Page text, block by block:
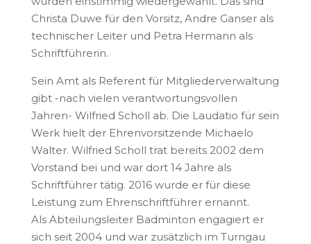
Christa Duwe für den Vorsitz, Andre Ganser als
technischer Leiter und Petra Hermann als
Schriftführerin.
Sein Amt als Referent für Mitgliederverwaltung
gibt -nach vielen verantwortungsvollen
Jahren- Wilfried Scholl ab. Die Laudatio für sein
Werk hielt der Ehrenvorsitzende Michaelo
Walter. Wilfried Scholl trat bereits 2002 dem
Vorstand bei und war dort 14 Jahre als
Schriftführer tätig. 2016 wurde er für diese
Leistung zum Ehrenschriftführer ernannt.
Als Abteilungsleiter Badminton engagiert er
sich seit 2004 und war zusätzlich im Turngau